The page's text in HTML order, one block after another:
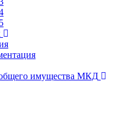
имущества МКД